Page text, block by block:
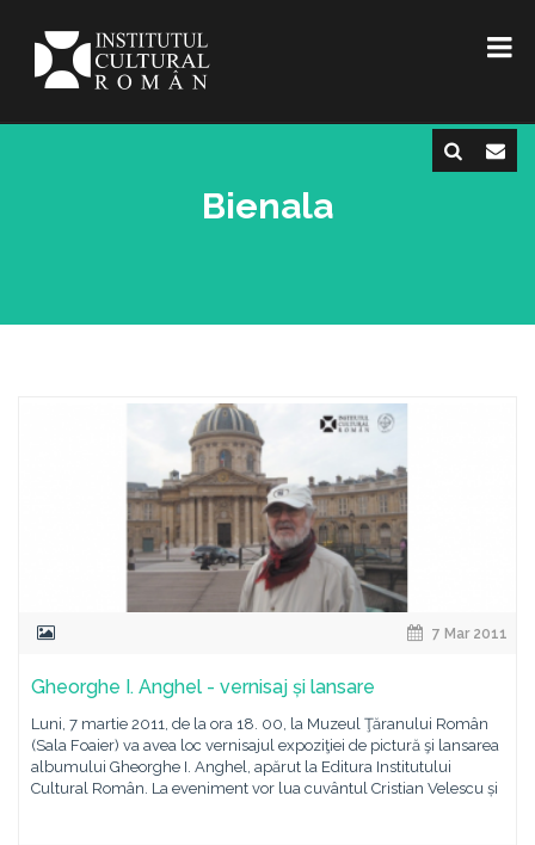
Bienala
7 Mar 2011
Gheorghe I. Anghel - vernisaj și lansare
Luni, 7 martie 2011, de la ora 18. 00, la Muzeul Ţăranului Român
(Sala Foaier) va avea loc vernisajul expoziţiei de pictură şi lansarea
albumului Gheorghe I. Anghel, apărut la Editura Institutului
Cultural Român. La eveniment vor lua cuvântul Cristian Velescu și